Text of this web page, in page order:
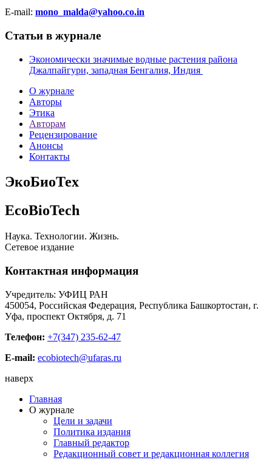
E-mail: mono_malda@yahoo.co.in
Статьи в журнале
Экономически значимые водные растения района
Джалпайгури, западная Бенгалия, Индия
О журнале
Авторы
Этика
Авторам
Рецензирование
Анонсы
Контакты
ЭкоБиоТех
EcoBioTech
Наука. Технологии. Жизнь.
Сетевое издание
Контактная информация
Учредитель: УФИЦ РАН
450054, Российская Федерация, Республика Башкортостан, г.
Уфа, проспект Октября, д. 71
Телефон: +7(347) 235-62-47
E-mail: ecobiotech@ufaras.ru
наверх
Главная
О журнале
Цели и задачи
Политика издания
Главный редактор
Редакционный совет и редакционная коллегия